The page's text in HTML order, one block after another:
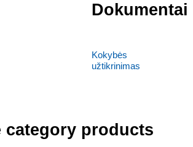
Dokumentai
Kokybės
užtikrinimas
category products